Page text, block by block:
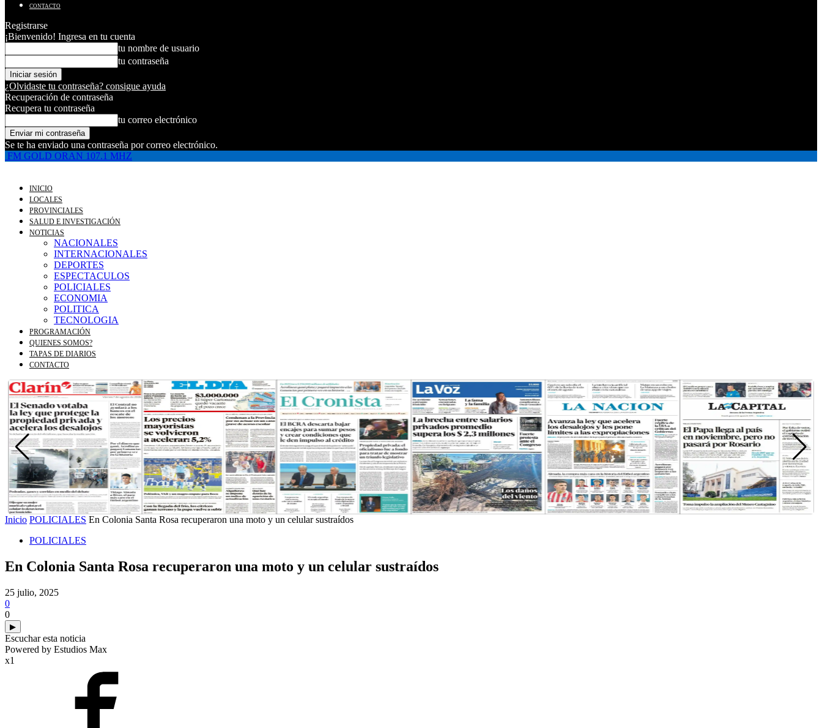
CONTACTO
Registrarse
¡Bienvenido! Ingresa en tu cuenta
tu nombre de usuario
tu contraseña
¿Olvidaste tu contraseña? consigue ayuda
Recuperación de contraseña
Recupera tu contraseña
tu correo electrónico
Se te ha enviado una contraseña por correo electrónico.
FM GOLD ORAN 107.1 MHZ
INICIO
LOCALES
PROVINCIALES
SALUD E INVESTIGACIÓN
NOTICIAS
NACIONALES
INTERNACIONALES
DEPORTES
ESPECTACULOS
POLICIALES
ECONOMIA
POLITICA
TECNOLOGIA
PROGRAMACIÓN
QUIENES SOMOS?
TAPAS DE DIARIOS
CONTACTO
Inicio POLICIALES En Colonia Santa Rosa recuperaron una moto y un celular sustraídos
POLICIALES
En Colonia Santa Rosa recuperaron una moto y un celular sustraídos
25 julio, 2025
0
0
▶
Escuchar esta noticia
Powered by Estudios Max
x1